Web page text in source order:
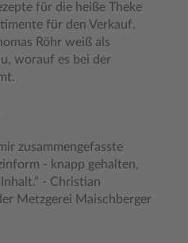
für die heiße Theke
für den Verkauf.
Röhr weiß als
worauf es bei der
zusammengefasste
- knapp gehalten,
- Christian
Metzgerei Maischberger